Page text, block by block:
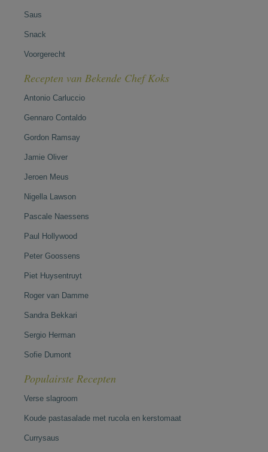
Saus
Snack
Voorgerecht
Recepten van Bekende Chef Koks
Antonio Carluccio
Gennaro Contaldo
Gordon Ramsay
Jamie Oliver
Jeroen Meus
Nigella Lawson
Pascale Naessens
Paul Hollywood
Peter Goossens
Piet Huysentruyt
Roger van Damme
Sandra Bekkari
Sergio Herman
Sofie Dumont
Populairste Recepten
Verse slagroom
Koude pastasalade met rucola en kerstomaat
Currysaus